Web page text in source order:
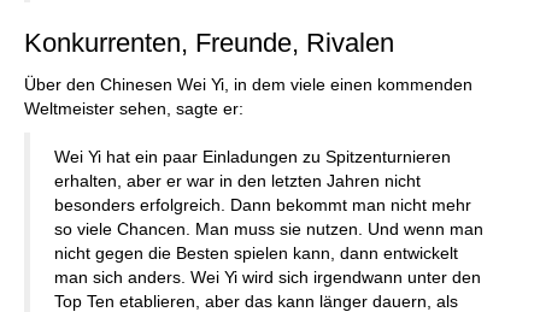
Konkurrenten, Freunde, Rivalen
Über den Chinesen Wei Yi, in dem viele einen kommenden
Weltmeister sehen, sagte er:
Wei Yi hat ein paar Einladungen zu Spitzenturnieren
erhalten, aber er war in den letzten Jahren nicht
besonders erfolgreich. Dann bekommt man nicht mehr
so viele Chancen. Man muss sie nutzen. Und wenn man
nicht gegen die Besten spielen kann, dann entwickelt
man sich anders. Wei Yi wird sich irgendwann unter den
Top Ten etablieren, aber das kann länger dauern, als